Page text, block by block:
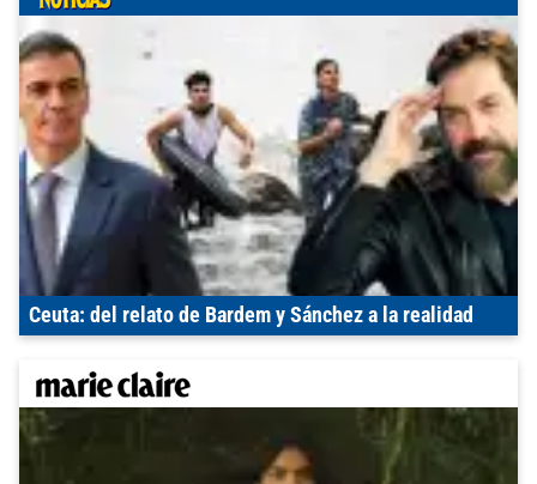
Ceuta: del relato de Bardem y Sánchez a la realidad